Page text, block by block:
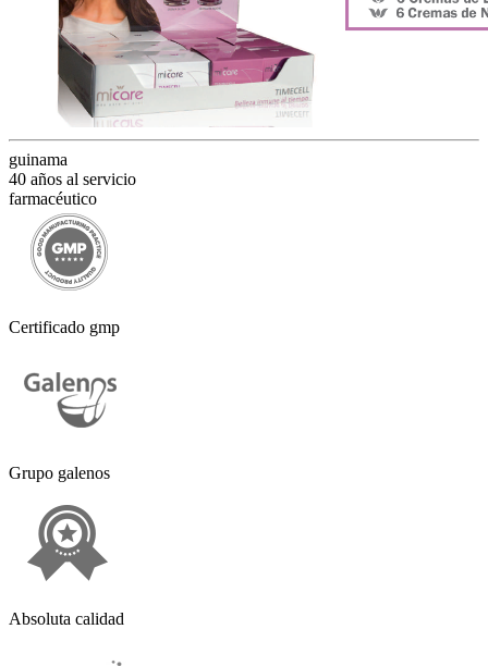
guinama
40 años al servicio
farmacéutico
Certificado gmp
Grupo galenos
Absoluta calidad